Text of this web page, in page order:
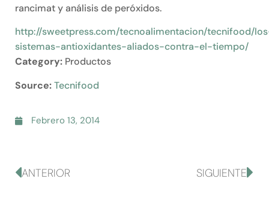
rancimat y análisis de peróxidos.
http://sweetpress.com/tecnoalimentacion/tecnifood/
sistemas-antioxidantes-aliados-contra-el-tiempo/
Category: Productos
Source:Tecnifood
Febrero 13, 2014
ANTERIOR SIGUIENTE